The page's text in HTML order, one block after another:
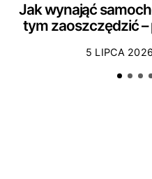
Jak wynająć
tym zaoszczędzić
5 LIPCA 2026